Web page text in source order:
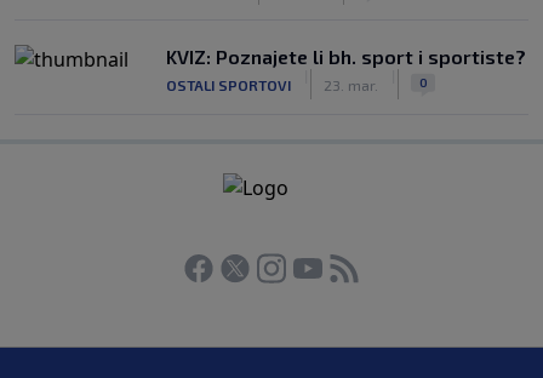
KVIZ: Poznajete li bh. sport i sportiste?
OSTALI SPORTOVI 23. mar. 0